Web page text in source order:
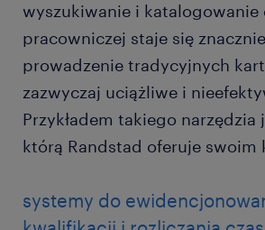
wyszukiwanie i katalogowanie
pracowniczej staje się
prowadzenie tradycyjnych
zazwyczaj uciążliwe i
Przykładem takiego narzędzia
którą Randstad oferuje swoim
systemy do